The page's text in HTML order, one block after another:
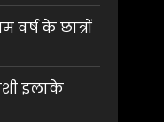
के छात्रों
इलाके